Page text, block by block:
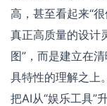
高，甚至看起来“
真正高质量的设计
图”，而是建立在
具特性的理解之上
把AI从“娱乐工具”